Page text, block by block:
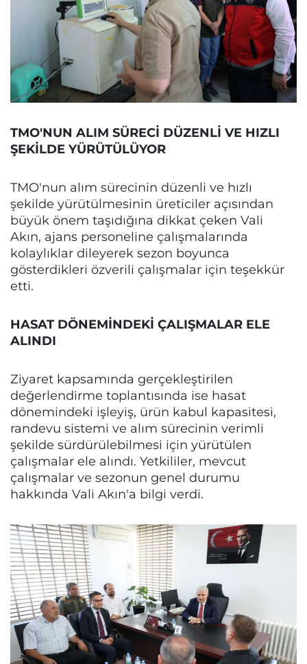
TMO'NUN ALIM SÜRECİ DÜZENLİ VE HIZLI
ŞEKİLDE YÜRÜTÜLÜYOR
TMO'nun alım sürecinin düzenli ve hızlı
şekilde yürütülmesinin üreticiler açısından
büyük önem taşıdığına dikkat çeken Vali
Akın, ajans personeline çalışmalarında
kolaylıklar dileyerek sezon boyunca
gösterdikleri özverili çalışmalar için teşekkür
etti.
HASAT DÖNEMİNDEKİ ÇALIŞMALAR ELE
ALINDI
Ziyaret kapsamında gerçekleştirilen
değerlendirme toplantısında ise hasat
dönemindeki işleyiş, ürün kabul kapasitesi,
randevu sistemi ve alım sürecinin verimli
şekilde sürdürülebilmesi için yürütülen
çalışmalar ele alındı. Yetkililer, mevcut
çalışmalar ve sezonun genel durumu
hakkında Vali Akın'a bilgi verdi.